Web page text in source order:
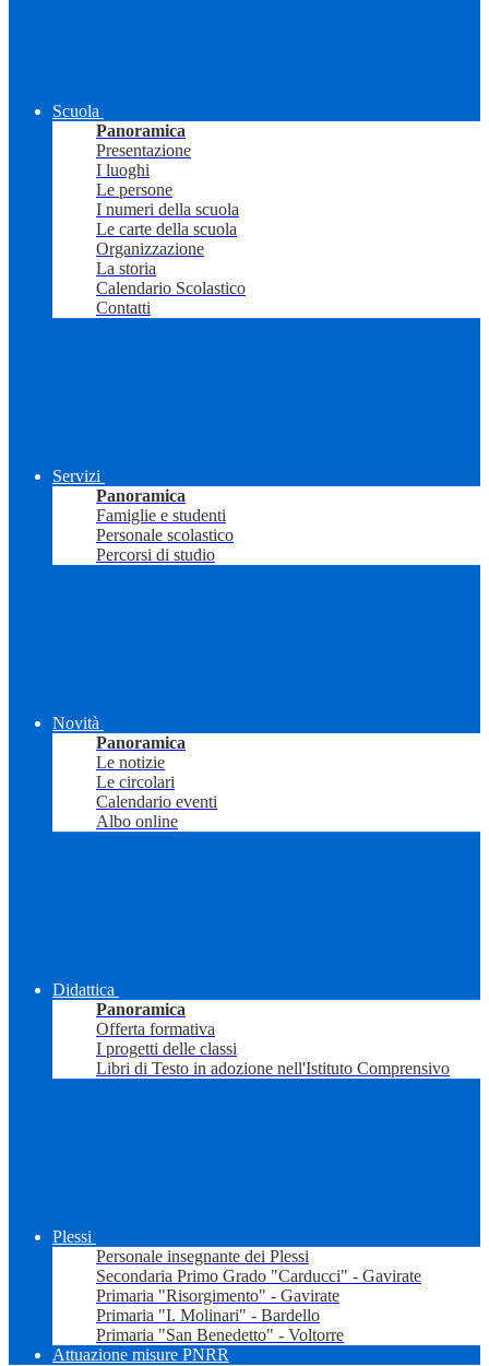
Scuola
Panoramica
Presentazione
I luoghi
Le persone
I numeri della scuola
Le carte della scuola
Organizzazione
La storia
Calendario Scolastico
Contatti
Servizi
Panoramica
Famiglie e studenti
Personale scolastico
Percorsi di studio
Novità
Panoramica
Le notizie
Le circolari
Calendario eventi
Albo online
Didattica
Panoramica
Offerta formativa
I progetti delle classi
Libri di Testo in adozione nell'Istituto Comprensivo
Plessi
Personale insegnante dei Plessi
Secondaria Primo Grado "Carducci" - Gavirate
Primaria "Risorgimento" - Gavirate
Primaria "I. Molinari" - Bardello
Primaria "San Benedetto" - Voltorre
Attuazione misure PNRR